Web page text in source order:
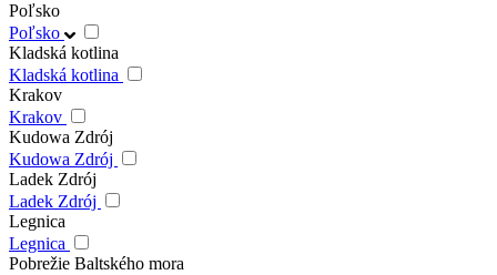
Poľsko
Poľsko
Kladská kotlina
Kladská kotlina
Krakov
Krakov
Kudowa Zdrój
Kudowa Zdrój
Ladek Zdrój
Ladek Zdrój
Legnica
Legnica
Pobrežie Baltského mora